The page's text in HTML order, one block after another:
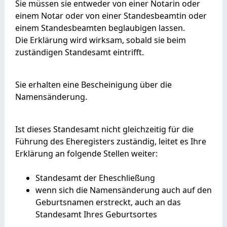
Sie müssen sie entweder von einer Notarin oder
einem Notar oder von einer Standesbeamtin oder
einem Standesbeamten beglaubigen lassen.
Die Erklärung wird wirksam, sobald sie beim
zuständigen Standesamt eintrifft.
Sie erhalten eine Bescheinigung über die
Namensänderung.
Ist dieses Standesamt nicht gleichzeitig für die
Führung des Eheregisters zuständig, leitet es Ihre
Erklärung an folgende Stellen weiter:
Standesamt der Eheschließung
wenn sich die Namensänderung auch auf den
Geburtsnamen erstreckt, auch an das
Standesamt Ihres Geburtsortes